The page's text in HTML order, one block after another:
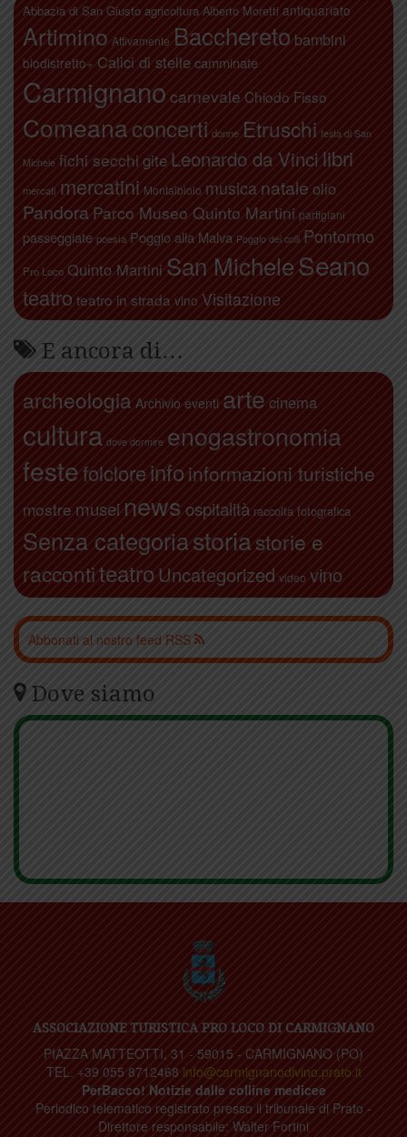
Abbazia di San Giusto agricoltura Alberto Moretti antiquariato
Artimino Attivamente Bacchereto bambini
biodistretto+ Calici di stelle camminate
Carmignano carnevale Chiodo Fisso
Comeanaconcerti donne Etruschi festa di San
Michele fichi secchi gite Leonardo da Vinci libri
mercati mercatini Montalbiolo musica natale olio
Pandora Parco Museo Quinto Martini partigiani
passeggiate poesia Poggio alla Malva Poggio dei colli Pontormo
Pro Loco Quinto Martini San MicheleSeano
teatro teatro in strada vino Visitazione
E ancora di…
archeologia Archivio eventi arte cinema
cultura dove dormire enogastronomia
festefolcloreinfo informazioni turistiche
mostre musei news ospitalità raccolta fotografica
Senza categoriastoriastorie e
raccontiteatro Uncategorized video vino
Abbonati al nostro feed RSS
Dove siamo
ASSOCIAZIONE TURISTICA PRO LOCO DI CARMIGNANO
PIAZZA MATTEOTTI, 31 - 59015 - CARMIGNANO (PO)
TEL. +39 055 8712468 info@carmignanodivino.prato.it
PerBacco! Notizie dalle colline medicee
Periodico telematico registrato presso il tribunale di Prato -
Direttore responsabile: Walter Fortini